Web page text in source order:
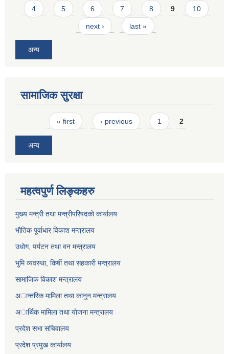
4 5 6 7 8 9 10
next › last »
अन्य
सामाजिक सुरक्षा
Pages« first ‹ previous 1 2
अन्य
महत्वपुर्ण लिङ्कहरु
मुख्य मन्त्री तथा मन्त्रीपरिषदकाे कार्यालय
भाैतिक पूर्वाधार विकाश मन्त्रालय
उधाेग, पर्यटन तथा वन मन्त्रालय
भुमि व्यवस्था, किर्षी तथा सहकारी मन्त्रालय
सामाजिक विकाश मन्त्रालय
अान्तरिक मामिला तथा कानुन मन्त्रालय
अार्थिक मामिला तथा याेजना मन्त्रालय
प्रदेश सभा सचिवालय
प्रदेश प्रमुख कार्यालय